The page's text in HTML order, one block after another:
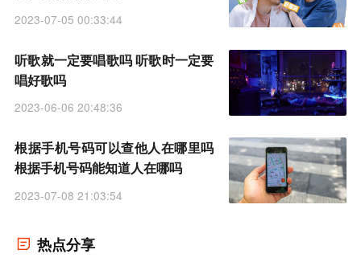
2023-07-05 00:33:44
听歌就一定要唱歌吗 听歌时一定要
唱好歌吗
2023-06-06 20:48:36
根据手机号码可以查他人在哪里吗
根据手机号码能知道人在哪吗
2023-07-08 21:03:54
热点分享